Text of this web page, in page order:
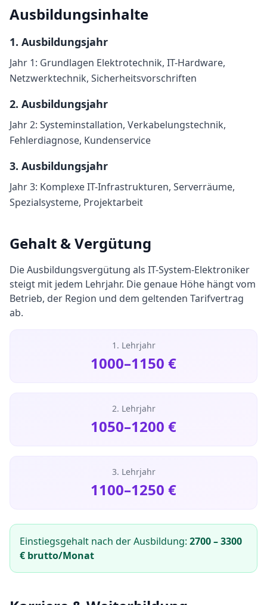
Ausbildungsinhalte
1. Ausbildungsjahr
Jahr 1: Grundlagen Elektrotechnik, IT-Hardware,
Netzwerktechnik, Sicherheitsvorschriften
2. Ausbildungsjahr
Jahr 2: Systeminstallation, Verkabelungstechnik,
Fehlerdiagnose, Kundenservice
3. Ausbildungsjahr
Jahr 3: Komplexe IT-Infrastrukturen, Serverräume,
Spezialsysteme, Projektarbeit
Gehalt & Vergütung
Die Ausbildungsvergütung als IT-System-Elektroniker
steigt mit jedem Lehrjahr. Die genaue Höhe hängt vom
Betrieb, der Region und dem geltenden Tarifvertrag
ab.
1. Lehrjahr
1000–1150 €
2. Lehrjahr
1050–1200 €
3. Lehrjahr
1100–1250 €
Einstiegsgehalt nach der Ausbildung: 2700–3300
€ brutto/Monat